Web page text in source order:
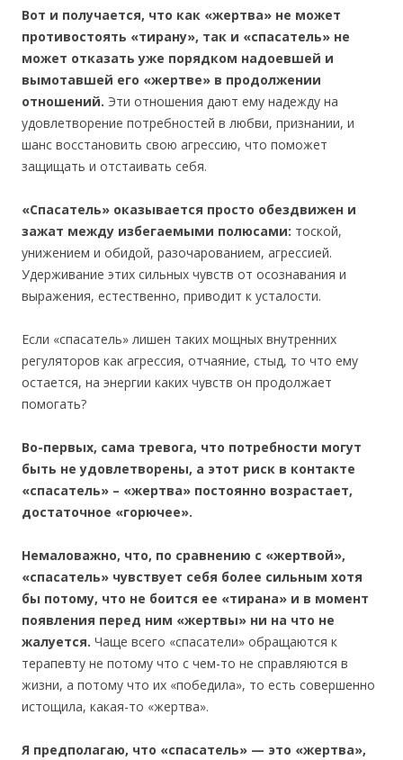
Вот и получается, что как «жертва» не может
противостоять «тирану», так и «спасатель» не
может отказать уже порядком надоевшей и
вымотавшей его «жертве» в продолжении
отношений. Эти отношения дают ему надежду на
удовлетворение потребностей в любви, признании, и
шанс восстановить свою агрессию, что поможет
защищать и отстаивать себя.
«Спасатель» оказывается просто обездвижен и
зажат между избегаемыми полюсами: тоской,
унижением и обидой, разочарованием, агрессией.
Удерживание этих сильных чувств от осознавания и
выражения, естественно, приводит к усталости.
Если «спасатель» лишен таких мощных внутренних
регуляторов как агрессия, отчаяние, стыд, то что ему
остается, на энергии каких чувств он продолжает
помогать?
Во-первых, сама тревога, что потребности могут
быть не удовлетворены, а этот риск в контакте
«спасатель» – «жертва» постоянно возрастает,
достаточное «горючее».
Немаловажно, что, по сравнению с «жертвой»,
«спасатель» чувствует себя более сильным хотя
бы потому, что не боится ее «тирана» и в момент
появления перед ним «жертвы» ни на что не
жалуется. Чаще всего «спасатели» обращаются к
терапевту не потому что с чем-то не справляются в
жизни, а потому что их «победила», то есть совершенно
истощила, какая-то «жертва».
Я предполагаю, что «спасатель» — это «жертва»,